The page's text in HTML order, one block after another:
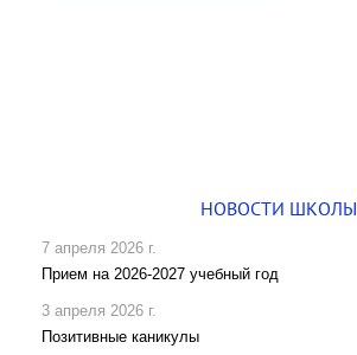
НОВОСТИ ШКОЛЫ
7 апреля 2026 г.
Прием на 2026-2027 учебный год
3 апреля 2026 г.
Позитивные каникулы